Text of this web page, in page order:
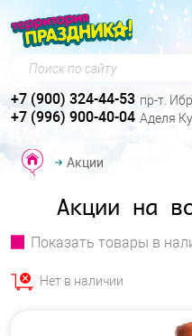
Поиск по сайту
+7 (900) 324-44-53 пр-т.
+7 (996) 900-40-04 Аделя
Акции
Акции на
Показать товары в
Нет в наличии